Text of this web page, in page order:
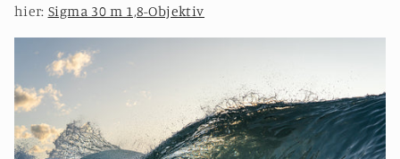
hier: Sigma 30 m 1,8-Objektiv